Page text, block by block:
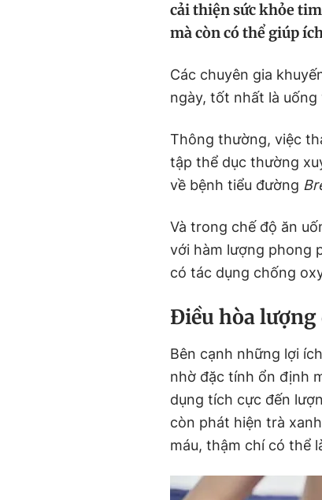
cải thiện sức khỏe
mà còn có thể giúp
Các chuyên gia
ngày, tốt nhất là uống
Thông thường, việc
tập thể dục thường
về bệnh tiểu đường
Và trong chế độ ăn
với hàm lượng phong
có tác dụng chống
Điều hòa
Bên cạnh những lợi
nhờ đặc tính ổn định
dụng tích cực đến
còn phát hiện trà
máu, thậm chí có thể